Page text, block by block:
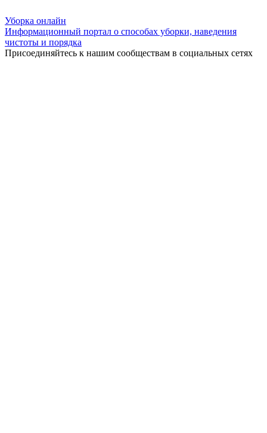
Уборка онлайн
Информационный портал о способах уборки, наведения
чистоты и порядка
Присоединяйтесь к нашим сообществам в социальных сетях